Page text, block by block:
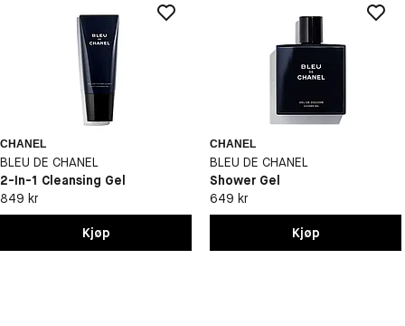
CHANEL
BLEU DE CHANEL
2-In-1 Cleansing Gel
849 kr
Kjøp
CHANEL
BLEU DE CHANEL
Shower Gel
649 kr
Kjøp